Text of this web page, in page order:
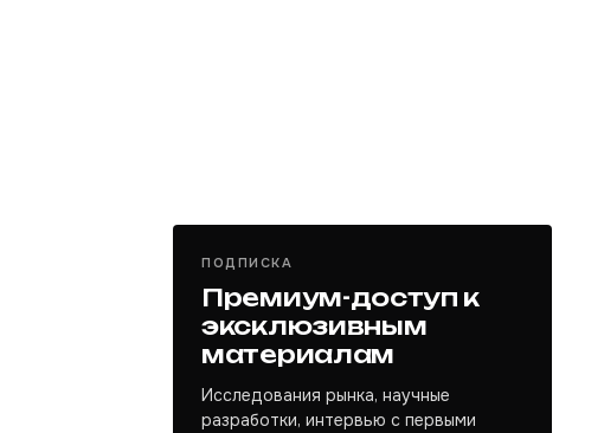
ПОДПИСКА
Премиум-доступ к
эксклюзивным
материалам
Исследования рынка, научные
разработки, интервью с первыми